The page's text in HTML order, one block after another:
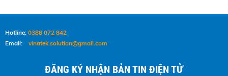
Hotline: 0388 072 842
Email: vinatek.solution@gmail.com
ĐĂNG KÝ NHẬN BẢN TIN ĐIỆN TỬ